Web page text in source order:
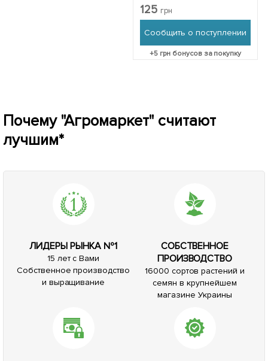
125 грн
Сообщить о поступлении
+5грн бонусов за покупку
Почему "Агромаркет" считают
лучшим*
ЛИДЕРЫ РЫНКА №1
15 лет с Вами
Собственное производство
и выращивание
СОБСТВЕННОЕ
ПРОИЗВОДСТВО
16000 сортов растений и
семян в крупнейшем
магазине Украины